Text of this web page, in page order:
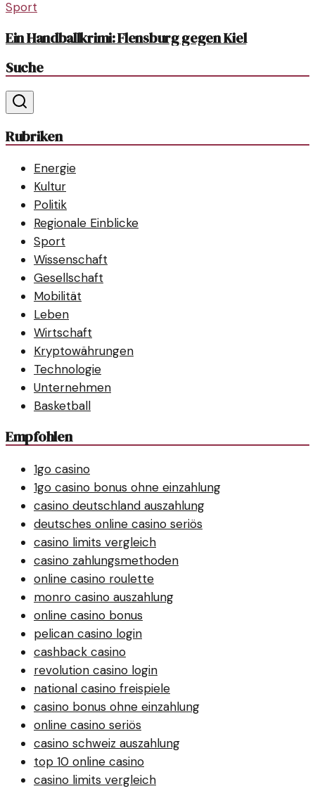
Sport
Ein Handballkrimi: Flensburg gegen Kiel
Suche
Rubriken
Energie
Kultur
Politik
Regionale Einblicke
Sport
Wissenschaft
Gesellschaft
Mobilität
Leben
Wirtschaft
Kryptowährungen
Technologie
Unternehmen
Basketball
Empfohlen
1go casino
1go casino bonus ohne einzahlung
casino deutschland auszahlung
deutsches online casino seriös
casino limits vergleich
casino zahlungsmethoden
online casino roulette
monro casino auszahlung
online casino bonus
pelican casino login
cashback casino
revolution casino login
national casino freispiele
casino bonus ohne einzahlung
online casino seriös
casino schweiz auszahlung
top 10 online casino
casino limits vergleich